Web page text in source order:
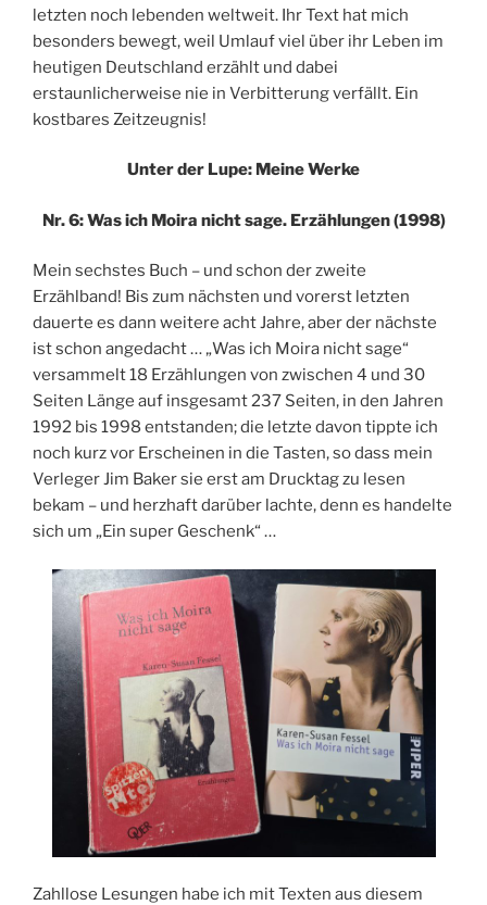
letzten noch lebenden weltweit. Ihr Text hat mich
besonders bewegt, weil Umlauf viel über ihr Leben im
heutigen Deutschland erzählt und dabei
erstaunlicherweise nie in Verbitterung verfällt. Ein
kostbares Zeitzeugnis!
Unter der Lupe: Meine Werke
Nr. 6: Was ich Moira nicht sage. Erzählungen (1998)
Mein sechstes Buch – und schon der zweite
Erzählband! Bis zum nächsten und vorerst letzten
dauerte es dann weitere acht Jahre, aber der nächste
ist schon angedacht … „Was ich Moira nicht sage“
versammelt 18 Erzählungen von zwischen 4 und 30
Seiten Länge auf insgesamt 237 Seiten, in den Jahren
1992 bis 1998 entstanden; die letzte davon tippte ich
noch kurz vor Erscheinen in die Tasten, so dass mein
Verleger Jim Baker sie erst am Drucktag zu lesen
bekam – und herzhaft darüber lachte, denn es handelte
sich um „Ein super Geschenk“ …
Zahllose Lesungen habe ich mit Texten aus diesem